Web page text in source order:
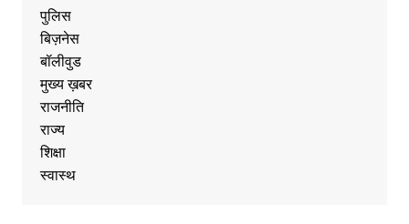
पुलिस
बिज़नेस
बॉलीवुड
मुख्य ख़बर
राजनीति
राज्य
शिक्षा
स्वास्थ